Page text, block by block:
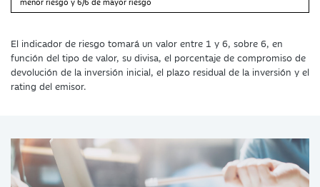
El indicador de riesgo tomará un valor entre 1 y 6, sobre 6, en
función del tipo de valor, su divisa, el porcentaje de compromiso de
devolución de la inversión inicial, el plazo residual de la inversión y el
rating del emisor.